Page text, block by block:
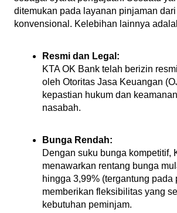
ditemukan pada layanan pinjaman
konvensional. Kelebihan lainnya
Resmi dan Legal:
KTA OK Bank telah berizin
oleh Otoritas Jasa Keuangan
kepastian hukum dan
nasabah.
Bunga Rendah:
Dengan suku bunga kompetitif,
menawarkan rentang bunga
hingga 3,99% (tergantung pada
memberikan fleksibilitas yang
kebutuhan peminjam.